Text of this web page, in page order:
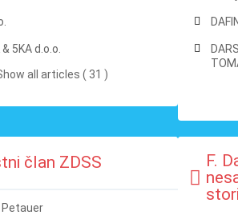
5KA d.o.o.
all articles ( 31 )
član ZDSS
F.